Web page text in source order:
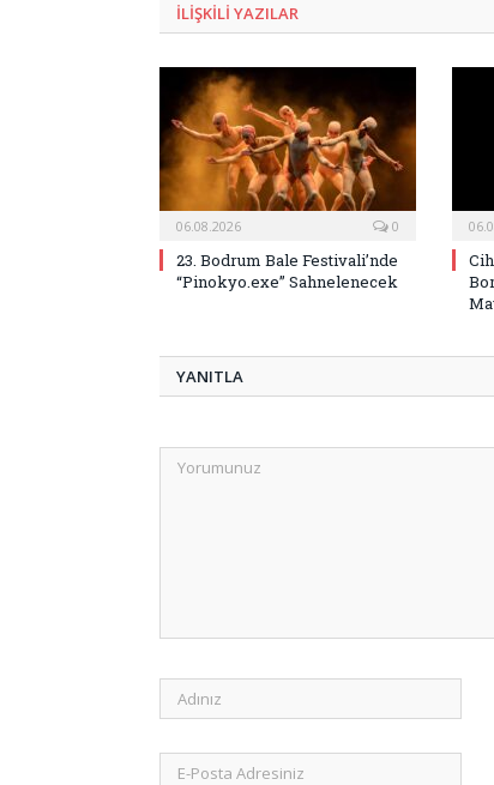
ILIŞKILI YAZILAR
06.08.2026 0
23. Bodrum Bale Festivali’nde
“Pinokyo.exe” Sahnelenecek
YANITLA